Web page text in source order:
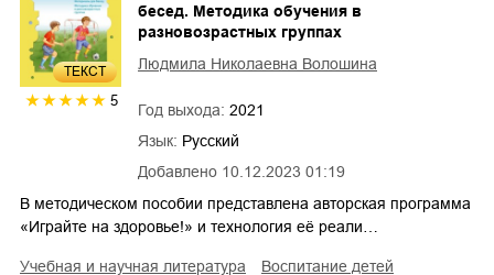
ТЕКСТ
5
Добавлено 10.12.2023 01:19
бесед. Методика обучения в
разновозрастных группах
Людмила Николаевна Волошина
Год выхода: 2021
Язык: Русский
В методическом пособии представлена авторская программа
«Играйте на здоровье!» и технология её реали…
учебная и научная литература
воспитание детей